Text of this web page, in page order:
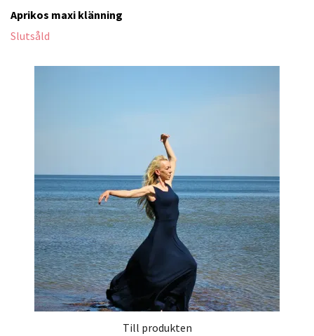
Aprikos maxi klänning
Slutsåld
Till produkten